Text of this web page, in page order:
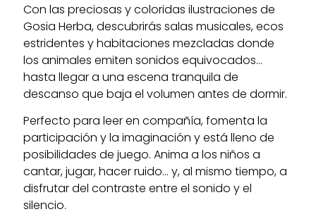
Con las preciosas y coloridas ilustraciones de
Gosia Herba, descubrirás salas musicales, ecos
estridentes y habitaciones mezcladas donde
los animales emiten sonidos equivocados…
hasta llegar a una escena tranquila de
descanso que baja el volumen antes de dormir.
Perfecto para leer en compañía, fomenta la
participación y la imaginación y está lleno de
posibilidades de juego. Anima a los niños a
cantar, jugar, hacer ruido… y, al mismo tiempo, a
disfrutar del contraste entre el sonido y el
silencio.